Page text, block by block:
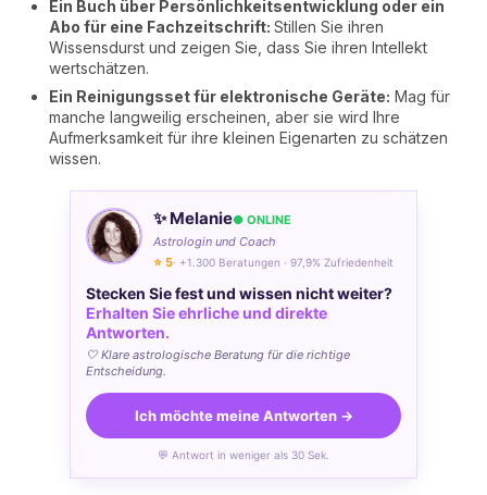
Ein Buch über Persönlichkeitsentwicklung oder ein
Abo für eine Fachzeitschrift: Stillen Sie ihren
Wissensdurst und zeigen Sie, dass Sie ihren Intellekt
wertschätzen.
Ein Reinigungsset für elektronische Geräte: Mag für
manche langweilig erscheinen, aber sie wird Ihre
Aufmerksamkeit für ihre kleinen Eigenarten zu schätzen
wissen.
✨ Melanie● ONLINE
Astrologin und Coach
⭐ 5· +1.300 Beratungen · 97,9% Zufriedenheit
Stecken Sie fest und wissen nicht weiter?
Erhalten Sie ehrliche und direkte
Antworten.
🤍 Klare astrologische Beratung für die richtige
Entscheidung.
Ich möchte meine Antworten →
💬 Antwort in weniger als 30 Sek.